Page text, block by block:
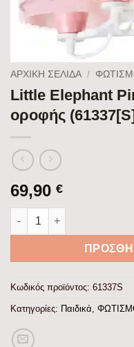
ΑΡΧΙΚΉ ΣΕΛΊΔΑ /
Little Elephant
οροφής
69,90 €
Little Elephant Pink
Κωδικός προϊόντος: 61337S
Κατηγορίες: Παιδικά